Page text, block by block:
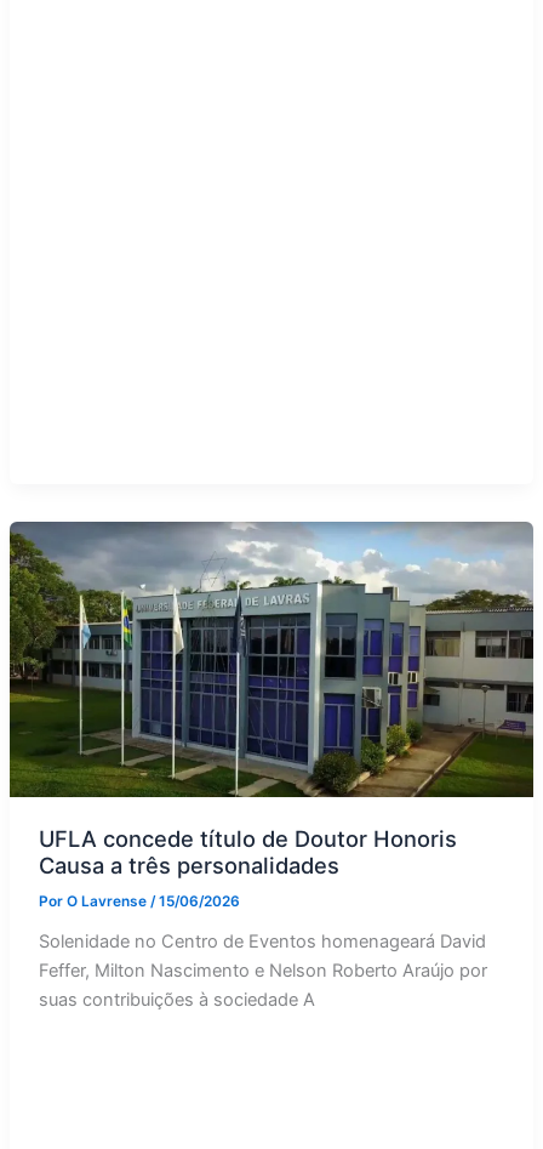
UFLA concede título de Doutor Honoris
Causa a três personalidades
Por O Lavrense /15/06/2026
Solenidade no Centro de Eventos homenageará David
Feffer, Milton Nascimento e Nelson Roberto Araújo por
suas contribuições à sociedade A